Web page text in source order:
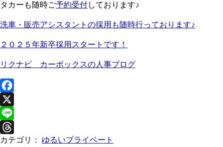
タカーも随時ご予約受付しております♪
洗車・販売アシスタントの採用も随時行っております♪
２０２５年新卒採用スタートです！
リクナビ カーボックスの人事ブログ
F
a
c
e
X
L
iT
カテゴリ：
ゆるいプライベート